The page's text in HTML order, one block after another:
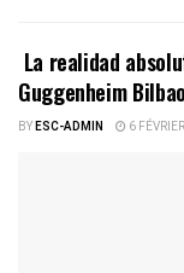
La realidad
Guggenheim Bilbao
BYESC-ADMIN 6